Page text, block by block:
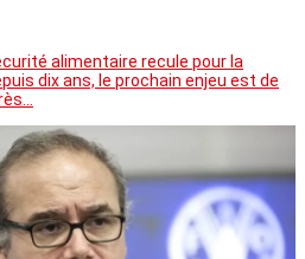
alimentaire recule pour la
dix ans, le prochain enjeu est de